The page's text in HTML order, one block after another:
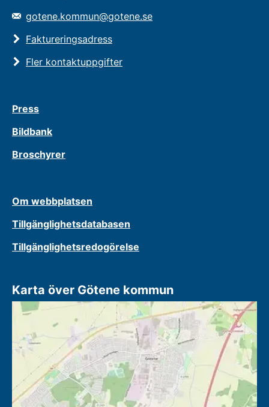
gotene.kommun@gotene.se
Faktureringsadress
Fler kontaktuppgifter
Press
Bildbank
Broschyrer
Om webbplatsen
Tillgänglighetsdatabasen
Tillgänglighetsredogörelse
Karta över Götene kommun